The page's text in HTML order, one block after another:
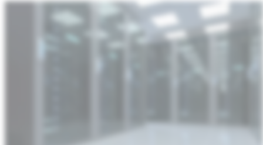
Kommunikationsinfrastruktur